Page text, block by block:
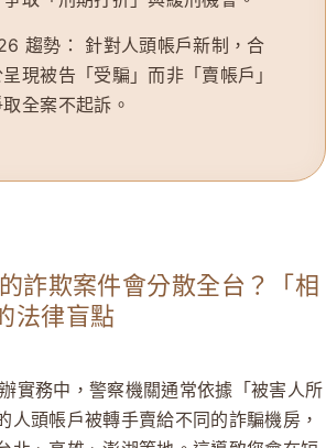
趨勢：
針對人頭帳戶新制，合
現被告「受騙」而非「賣帳戶」
全案不起訴。
詐欺案件會分散全台？「相
法律盲點
實務中，警察機關通常依據「被害人所
人頭帳戶被轉手賣給不同的詐騙機房，